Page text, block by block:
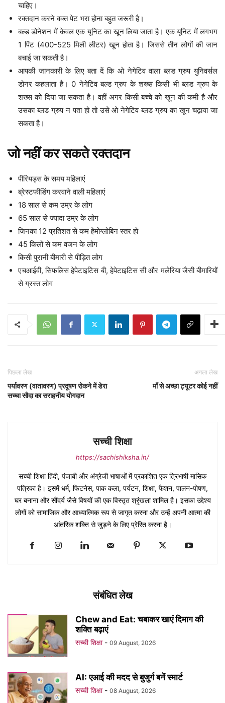
चाहिए।
रक्तदान करने वक्त पेट भरा होना बहुत जरूरी है।
बल्ड डोनेशन में केवल एक यूनिट का खून लिया जाता है। एक यूनिट में लगभग
1 पिंट (400-525 मिली लीटर) खून होता है। जिससे तीन लोगों की जान
बचाई जा सकती है।
आपकी जानकारी के लिए बता दें कि ओ नेगेटिव वाला ब्लड ग्रुप युनिवर्सल
डोनर कहलाता है। 0 नेगेटिव बल्ड ग्रुप के शख्स किसी भी ब्लड ग्रुप के
शख्स को दिया जा सकता है। वहीं अगर किसी बच्चे को खून की कमी है और
उसका ब्लड ग्रुप न पता हो तो उसे ओ नेगेटिव ब्लड ग्रुप का खून चढ़ाया जा
सकता है।
जो नहीं कर सकते रक्तदान
पीरियड्स के समय महिलाएं
ब्रेस्टफीडिंग करवाने वाली महिलाएं
18 साल से कम उम्र के लोग
65 साल से ज्यादा उम्र के लोग
जिनका 12 प्रतिशत से कम हेमोग्लोबिन स्तर हो
45 किलों से कम वजन के लोग
किसी पुरानी बीमारी से पीड़ित लोग
एचआईवी, सिफलिस हेपेटाइटिस बी, हेपेटाइटिस सी और मलेरिया जैसी बीमारियों
से ग्रस्त लोग
पिछला लेख
पर्यावरण (वातावरण) प्रदूषण रोकने में डेरा
सच्चा सौदा का सराहनीय योगदान
अगला लेख
माँ से अच्छा ट्यूटर कोई नहीं
सच्ची शिक्षा
https://sachishiksha.in/
सच्ची शिक्षा हिंदी, पंजाबी और अंग्रेजी भाषाओं में प्रकाशित एक त्रिभाषी मासिक
पत्रिका है। इसमें धर्म, फिटनेस, पाक कला, पर्यटन, शिक्षा, फैशन, पालन-पोषण,
घर बनाना और सौंदर्य जैसे विषयों की एक विस्तृत श्रृंखला शामिल है। इसका उद्देश्य
लोगों को सामाजिक और आध्यात्मिक रूप से जागृत करना और उन्हें अपनी आत्मा की
आंतरिक शक्ति से जुड़ने के लिए प्रेरित करना है।
संबंधित लेख
Chew and Eat: चबाकर खाएं दिमाग की
शक्ति बढ़ाएं
सच्ची शिक्षा - 09 August, 2026
AI: एआई की मदद से बुजुर्ग बनें स्मार्ट
सच्ची शिक्षा - 08 August, 2026